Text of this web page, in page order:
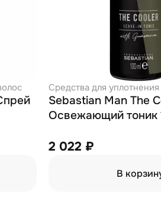
Средства для
Sebastian Man The
Освежающий тоник
2 022 ₽
В